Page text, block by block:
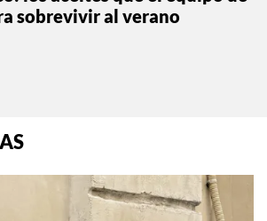
sobrevivir al verano